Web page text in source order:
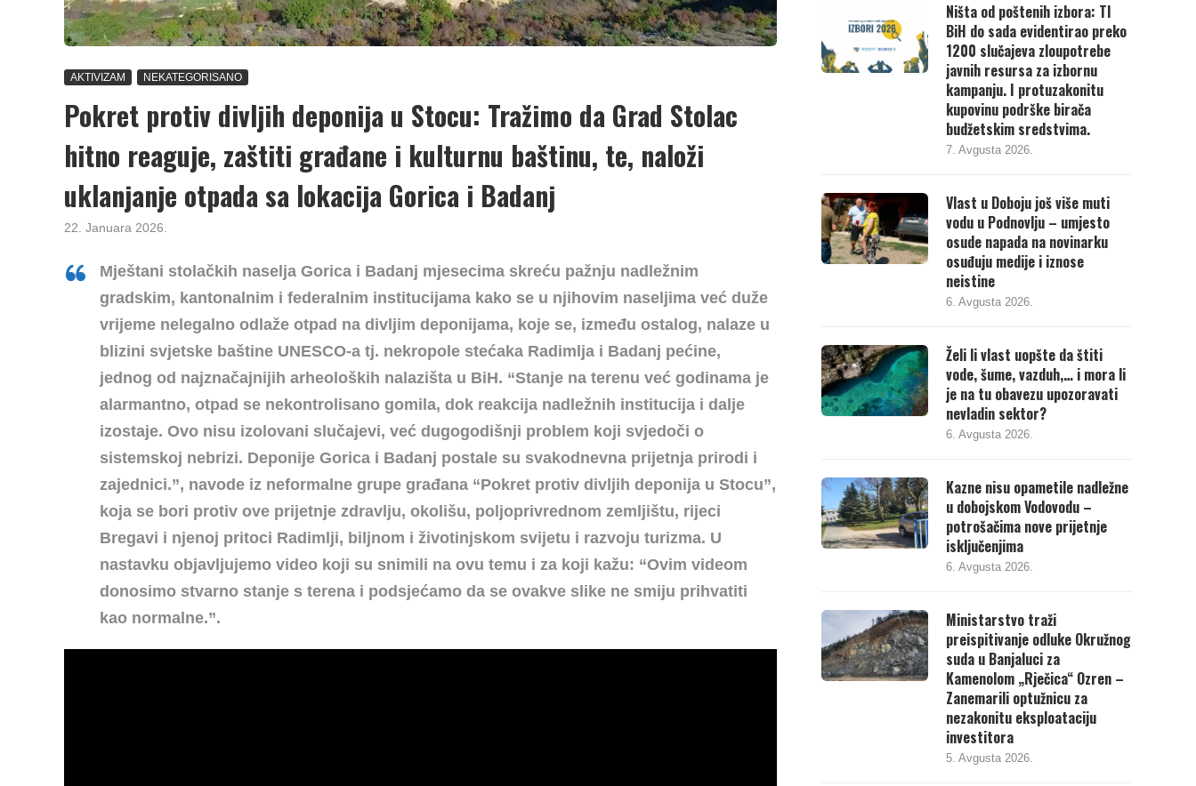
AKTIVIZAM NEKATEGORISANO
Pokret protiv divljih deponija u Stocu: Tražimo da Grad Stolac
hitno reaguje, zaštiti građane i kulturnu baštinu, te, naloži
uklanjanje otpada sa lokacija Gorica i Badanj
22. Januara 2026.
Mještani stolačkih naselja Gorica i Badanj mjesecima skreću pažnju nadležnim
gradskim, kantonalnim i federalnim institucijama kako se u njihovim naseljima već duže
vrijeme nelegalno odlaže otpad na divljim deponijama, koje se, između ostalog, nalaze u
blizini svjetske baštine UNESCO-a tj. nekropole stećaka Radimlja i Badanj pećine,
jednog od najznačajnijih arheoloških nalazišta u BiH. “Stanje na terenu već godinama je
alarmantno, otpad se nekontrolisano gomila, dok reakcija nadležnih institucija i dalje
izostaje. Ovo nisu izolovani slučajevi, već dugogodišnji problem koji svjedoči o
sistemskoj nebrizi. Deponije Gorica i Badanj postale su svakodnevna prijetnja prirodi i
zajednici.”, navode iz neformalne grupe građana “Pokret protiv divljih deponija u Stocu”,
koja se bori protiv ove prijetnje zdravlju, okolišu, poljoprivrednom zemljištu, rijeci
Bregavi i njenoj pritoci Radimlji, biljnom i životinjskom svijetu i razvoju turizma. U
nastavku objavljujemo video koji su snimili na ovu temu i za koji kažu: “Ovim videom
donosimo stvarno stanje s terena i podsjećamo da se ovakve slike ne smiju prihvatiti
kao normalne.”.
Ništa od poštenih izbora: TI
BiH do sada evidentirao preko
1200 slučajeva zloupotrebe
javnih resursa za izbornu
kampanju. I protuzakonitu
kupovinu podrške birača
budžetskim sredstvima.
7. Avgusta 2026.
Vlast u Doboju još više muti
vodu u Podnovlju – umjesto
osude napada na novinarku
osuđuju medije i iznose
neistine
6. Avgusta 2026.
Želi li vlast uopšte da štiti
vode, šume, vazduh,… i mora li
je na tu obavezu upozoravati
nevladin sektor?
6. Avgusta 2026.
Kazne nisu opametile nadležne
u dobojskom Vodovodu –
potrošačima nove prijetnje
isključenjima
6. Avgusta 2026.
Ministarstvo traži
preispitivanje odluke Okružnog
suda u Banjaluci za
Kamenolom „Rječica“ Ozren –
Zanemarili optužnicu za
nezakonitu eksploataciju
investitora
5. Avgusta 2026.